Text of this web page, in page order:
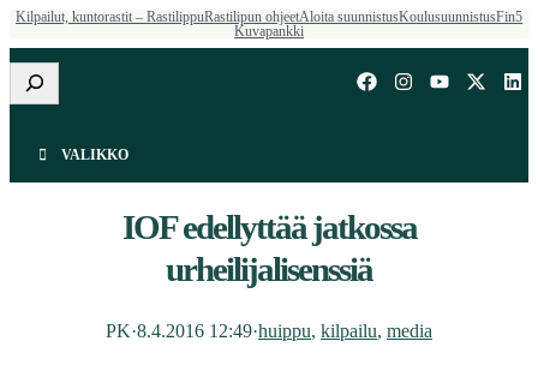
Kilpailut, kuntorastit – RastilippuRastilipun ohjeetAloita suunnistusKoulusuunnistusFin5
Kuvapankki
Etsi
VALIKKO
IOF edellyttää jatkossa
urheilijalisenssiä
PK·8.4.2016 12:49·huippu, kilpailu, media